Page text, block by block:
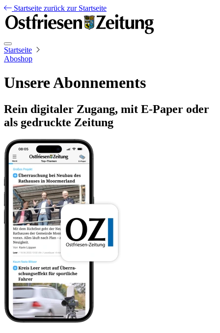
Startseite zurück zur Startseite
Startseite
Aboshop
Unsere Abonnements
Rein digitaler Zugang, mit E-Paper oder
als gedruckte Zeitung